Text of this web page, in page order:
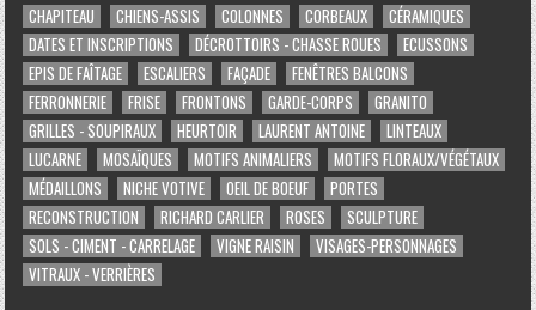
CHAPITEAU
CHIENS-ASSIS COLONNES CORBEAUX
CÉRAMIQUES
DATES ET INSCRIPTIONS
DÉCROTTOIRS - CHASSE ROUES
ECUSSONS
EPIS DE FAÎTAGE
ESCALIERS FAÇADE
FENÊTRES BALCONS
FERRONNERIE
FRISE FRONTONS GARDE-CORPS
GRANITO
GRILLES - SOUPIRAUX
HEURTOIR LAURENT ANTOINE
LINTEAUX
LUCARNE
MOSAÏQUES MOTIFS ANIMALIERS
MOTIFS FLORAUX/VÉGÉTAUX
MÉDAILLONS
NICHE VOTIVE OEIL DE BOEUF
PORTES
RECONSTRUCTION
RICHARD CARLIER ROSES
SCULPTURE
SOLS - CIMENT - CARRELAGE
VIGNE RAISIN
VISAGES-PERSONNAGES
VITRAUX - VERRIÈRES